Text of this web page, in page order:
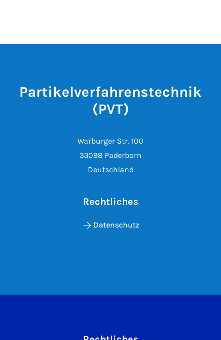
Partikelverfahrenstechnik
(PVT)
Warburger Str. 100
33098 Paderborn
Deutschland
Rechtliches
Datenschutz